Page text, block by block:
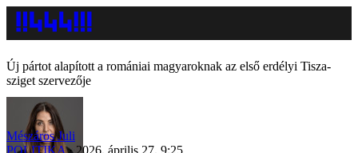
Új pártot alapított a romániai magyaroknak az első erdélyi Tisza-
sziget szervezője
Mészáros Juli
POLITIKA
2026. április 27. 9:25